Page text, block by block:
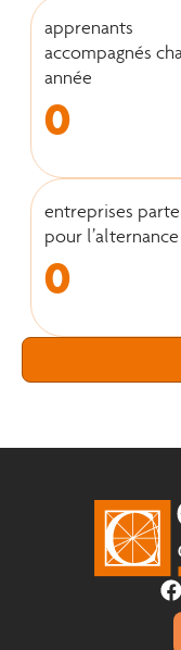
apprenants
accompagnés
année
0
entreprises
pour l’alternance
0